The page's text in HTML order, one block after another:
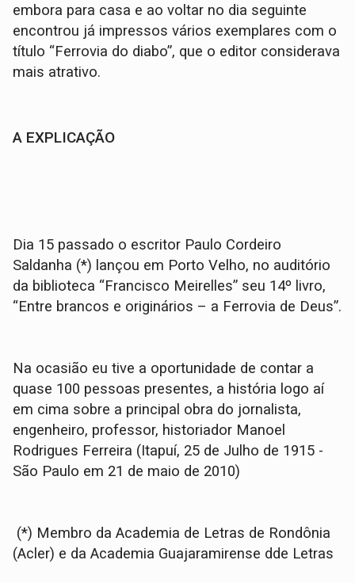
embora para casa e ao voltar no dia seguinte
encontrou já impressos vários exemplares com o
título “Ferrovia do diabo”, que o editor considerava
mais atrativo.
A EXPLICAÇÃO
Dia 15 passado o escritor Paulo Cordeiro
Saldanha (*) lançou em Porto Velho, no auditório
da biblioteca “Francisco Meirelles” seu 14º livro,
“Entre brancos e originários – a Ferrovia de Deus”.
Na ocasião eu tive a oportunidade de contar a
quase 100 pessoas presentes, a história logo aí
em cima sobre a principal obra do jornalista,
engenheiro, professor, historiador Manoel
Rodrigues Ferreira (Itapuí, 25 de Julho de 1915 -
São Paulo em 21 de maio de 2010)
(*) Membro da Academia de Letras de Rondônia
(Acler) e da Academia Guajaramirense dde Letras